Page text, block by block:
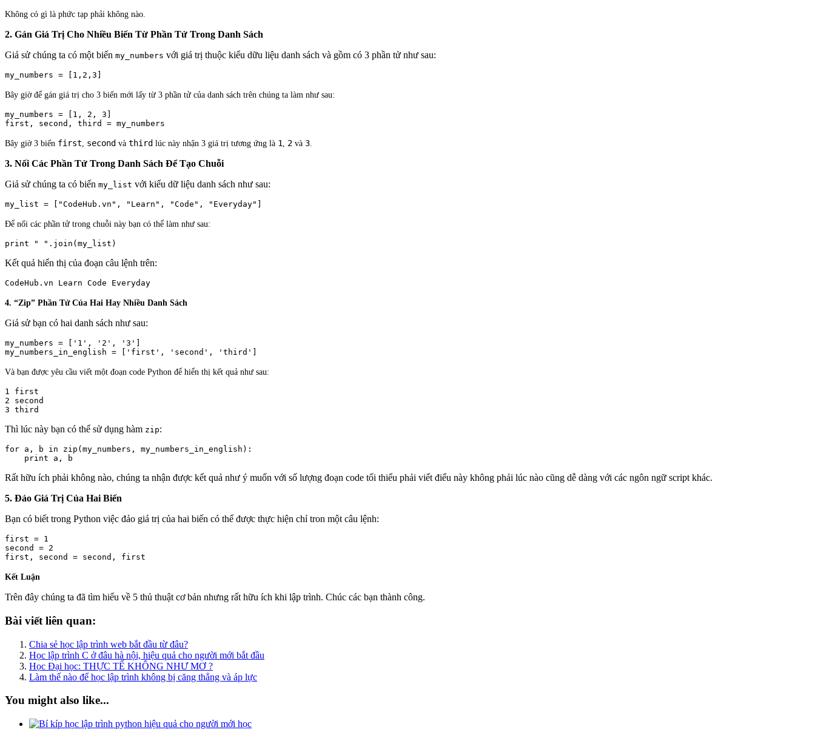
Không có gì là phức tạp phải không nào.
2. Gán Giá Trị Cho Nhiều Biến Từ Phần Tử Trong Danh Sách
Giả sử chúng ta có một biến my_numbers với giá trị thuộc kiểu dữu liệu danh sách và gồm có 3 phần tử như sau:
Bây giờ để gán giá trị cho 3 biến mới lấy từ 3 phần tử của danh sách trên chúng ta làm như sau:
my_numbers = [1, 2, 3]
Bây giờ 3 biến first, second và third lúc này nhận 3 giá trị tương ứng là 1, 2 và 3.
3. Nối Các Phần Tử Trong Danh Sách Để Tạo Chuỗi
Giả sử chúng ta có biến my_list với kiểu dữ liệu danh sách như sau:
Để nối các phần tử trong chuỗi này bạn có thể làm như sau:
print " ".join(my_list)
Kết quả hiển thị của đoạn câu lệnh trên:
4. “Zip” Phần Tử Của Hai Hay Nhiều Danh Sách
Giả sử bạn có hai danh sách như sau:
my_numbers = ['1', '2', '3']
Và bạn được yêu cầu viết một đoạn code Python để hiển thị kết quả như sau:
1 first
2 second
3 third
Thì lúc này bạn có thể sử dụng hàm zip:
for a, b in zip(my_numbers, my_numbers_in_english):
    print a, b
Rất hữu ích phải không nào, chúng ta nhận được kết quả như ý muốn với số lượng đoạn code tối thiểu phải viết điểu này không phải lúc nào cũng dễ dàng với các ngôn ngữ script khác.
5. Đảo Giá Trị Của Hai Biến
Bạn có biết trong Python việc đảo giá trị của hai biến có thể được thực hiện chỉ tron một câu lệnh:
first = 1
second = 2
Kết Luận
Trên đây chúng ta đã tìm hiểu về 5 thủ thuật cơ bản nhưng rất hữu ích khi lập trình. Chúc các bạn thành công.
Bài viết liên quan:
Chia sẻ học lập trình web bắt đầu từ đâu?
Học lập trình C ở đâu hà nội, hiệu quả cho người mới bắt đầu
Học Đại học: THỰC TẾ KHÔNG NHƯ MƠ ?
Làm thế nào để học lập trình không bị căng thẳng và áp lực
You might also like...